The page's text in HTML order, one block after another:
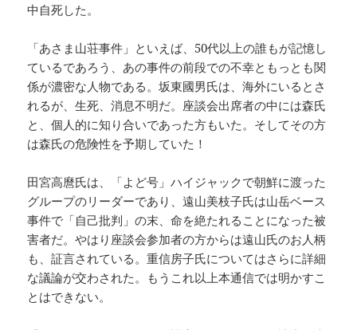
中自死した。
「あさま山荘事件」といえば、50代以上の誰もが記憶し
ているであろう、あの事件の前段での不幸ともっとも関
係が濃密な人物である。坂東國男氏は、海外にいるとさ
れるが、生死、消息不明だ。座談会出席者の中には森氏
と、個人的に知り合いであった方もいた。そしてその方
は森氏の危険性を予期していた！
田宮高麿氏は、「よど号」ハイジャックで朝鮮に渡った
グループのリーダーであり、遠山美枝子氏は山岳ベース
事件で「自己批判」の末、命を絶たれることになった被
害者だ。やはり座談会参加者の方からは遠山氏のお人柄
も、証言されている。重信房子氏についてはさらに詳細
な議論が交わされた。もうこれ以上本通信では明かすこ
とはできない。